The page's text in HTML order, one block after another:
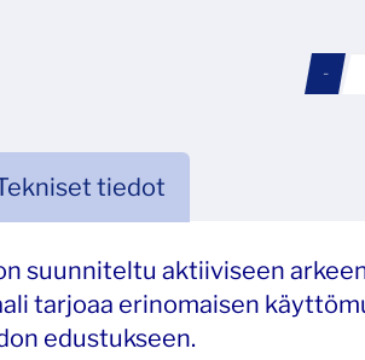
-
tiedot
suunniteltu aktiiviseen
tarjoaa erinomaisen
edustukseen.